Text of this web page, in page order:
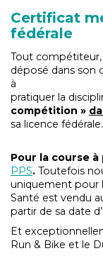
Certificat
fédérale
Tout
déposé dans son
à
pratiquer la
compétition »
sa licence fédérale.
Pour la course
PPS. Toutefois
uniquement pour
Santé est vendu
partir de sa date
Et
Run & Bike et le